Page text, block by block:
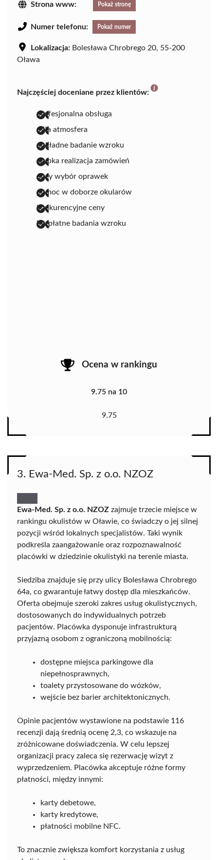
Strona www: Pokaż stronę
Numer telefonu: Pokaż numer
Lokalizacja: Bolesława Chrobrego 20, 55-200
Oława
Najczęściej doceniane przez klientów:
profesjonalna obsługa
miła atmosfera
dokładne badanie wzroku
szybka realizacja zamówień
duży wybór oprawek
pomoc w doborze okularów
konkurencyjne ceny
bezpłatne badania wzroku
Ocena w rankingu
9.75 na 10
9.75
3. Ewa-Med. Sp. z o.o. NZOZ
Ewa-Med. Sp. z o.o. NZOZ zajmuje trzecie miejsce w
rankingu okulistów w Oławie, co świadczy o jej silnej
pozycji wśród lokalnych specjalistów. Taki wynik
podkreśla zaangażowanie oraz rozpoznawalność
placówki w dziedzinie okulistyki na terenie miasta.
Siedziba znajduje się przy ulicy Bolesława Chrobrego
64a, co gwarantuje łatwy dostęp dla mieszkańców.
Oferta obejmuje szeroki zakres usług okulistycznych,
dostosowanych do indywidualnych potrzeb
pacjentów. Placówka dysponuje infrastrukturą
przyjazną osobom z ograniczoną mobilnością:
dostępne miejsca parkingowe dla
niepełnosprawnych,
toalety przystosowane do wózków,
wejście bez barier architektonicznych.
Opinie pacjentów wystawione na podstawie 116
recenzji dają średnią ocenę 2,3, co wskazuje na
zróżnicowane doświadczenia. W celu lepszej
organizacji pracy zaleca się rezerwację wizyt z
wyprzedzeniem. Placówka akceptuje różne formy
płatności, między innymi:
karty debetowe,
karty kredytowe,
płatności mobilne NFC.
To znacznie zwiększa komfort korzystania z usług